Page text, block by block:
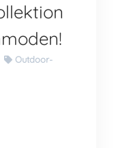
Outdoor-